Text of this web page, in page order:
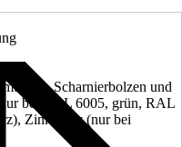
Scharnierbolzen und
bei RAL 6005, grün, RAL
Zinkspray (nur bei